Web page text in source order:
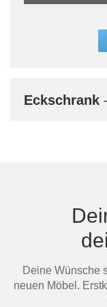
Eckschrank
Deine Wünsche
neuen Möbel.